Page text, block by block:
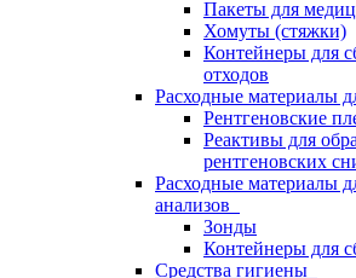
Пакеты для
Хомуты (стяжки)
Контейнеры для
отходов
Расходные материалы
Рентгеновские
Реактивы для
рентгеновских
Расходные материалы
анализов
Зонды
Контейнеры для
Средства гигиены